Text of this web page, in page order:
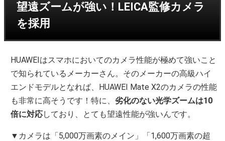
望遠ズームが強い！LEICA監修カメラ
を採用
HUAWEIはスマホにおいてのカメラ性能が極めて強いこと
で知られているメーカーさん。そのメーカーの高級ハイ
エンドモデルとなれば、HUAWEI Mate X2のカメラの性能
も非常に高そうです！特に、劣化のない光学ズームは10
倍に対応しており、とても望遠性能が強いんです。
▼カメラは「5,000万画素のメイン」「1,600万画素の超